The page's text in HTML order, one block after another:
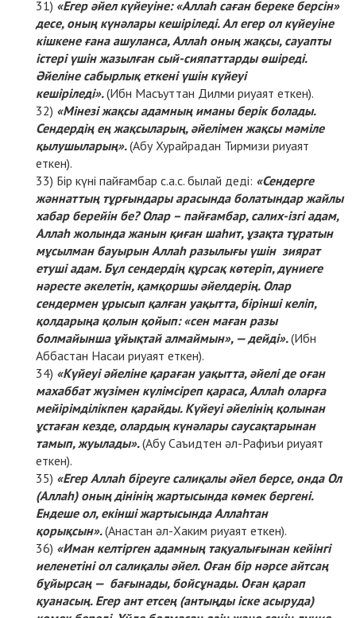
«Егер әйел күйеуіне: «Аллаһ саған береке берсін»
десе, оның күнәлары кешіріледі. Ал егер ол күйеуіне
кішкене ғана ашуланса, Аллаһ оның жақсы, сауапты
істері үшін жазылған сый-сияпаттарды өшіреді.
Әйеліне сабырлық еткені үшін күйеуі
кешіріледі».(Ибн Масъуттан Дилми риуаят еткен).
«Мінезі жақсы адамның иманы берік болады.
Сендердің ең жақсыларың, әйелімен жақсы мәміле
қылушыларың».(Абу Хурайрадан Тирмизи риуаят
еткен).
Бір күні пайғамбар с.а.с. былай деді: «Сендерге
жәннаттың тұрғындары арасында болатындар жайлы
хабар берейін бе? Олар – пайғамбар, салих-ізгі адам,
Аллаһ жолында жанын қиған шаһит, ұзақта тұратын
мұсылман бауырын Аллаһ разылығы үшін зиярат
етуші адам. Бұл сендердің құрсақ көтеріп, дүниеге
нәресте әкелетін, қамқоршы әйелдерің. Олар
сендермен ұрысып қалған уақытта, бірінші келіп,
қолдарыңа қолын қойып: «сен маған разы
болмайынша ұйықтай алмаймын», — дейді».(Ибн
Аббастан Насаи риуаят еткен).
«Күйеуі әйеліне қараған уақытта, әйелі де оған
махаббат жүзімен күлімсіреп қараса, Аллаһ оларға
мейірімділікпен қарайды. Күйеуі әйелінің қолынан
ұстаған кезде, олардың күнәлары саусақтарынан
тамып, жуылады».(Абу Саъидтен әл-Рафиъи риуаят
еткен).
«Егер Аллаһ біреуге салиқалы әйел берсе, онда Ол
(Аллаһ) оның дінінің жартысында көмек бергені.
Ендеше ол, екінші жартысында Аллаһтан
қорықсын».(Анастан әл-Хаким риуаят еткен).
«Иман келтірген адамның тақуалығынан кейінгі
иеленетіні ол салиқалы әйел. Оған бір нәрсе айтсаң
бұйырсаң — бағынады, бойсұнады. Оған қарап
қуанасың. Егер ант етсең (антыңды іске асыруда)